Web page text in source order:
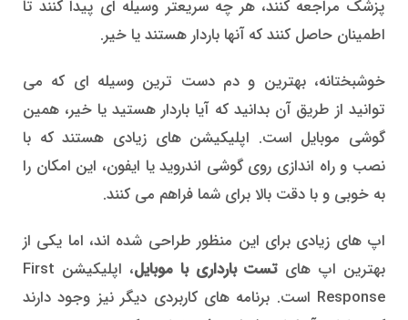
پزشک مراجعه کنند، هر چه سریعتر وسیله ای پیدا کنند تا
اطمینان حاصل کنند که آنها باردار هستند یا خیر.
خوشبختانه، بهترین و دم دست ترین وسیله ای که می
توانید از طریق آن بدانید که آیا باردار هستید یا خیر، همین
گوشی موبایل است. اپلیکیشن های زیادی هستند که با
نصب و راه اندازی روی گوشی اندروید یا ایفون، این امکان را
به خوبی و با دقت بالا برای شما فراهم می کنند.
اپ های زیادی برای این منظور طراحی شده اند، اما یکی از
بهترین اپ های تست بارداری با موبایل
، اپلیکیشن First
Response است. برنامه های کاربردی دیگر نیز وجود دارند